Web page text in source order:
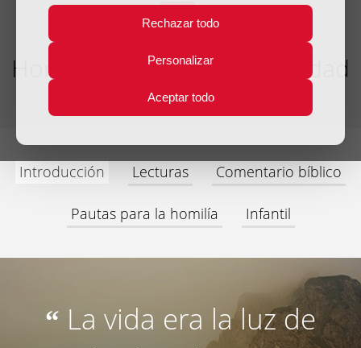
Rechazar todo
Personalizar
Aceptar todo
5
Ene
Homilía II Domingo de Navidad
Año litúrgico 2019 - 2020 - (Ciclo A)
Introducción Lecturas Comentario bíblico
Pautas para la homilía Infantil
“ La vida era la luz de